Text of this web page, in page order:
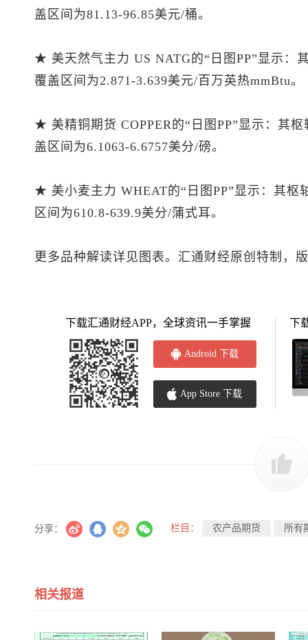
盖区间为81.13-96.85美元/桶。
★ 美天然气主力 US NATG的“日图PP”显示：
覆盖区间为2.871-3.639美元/百万英热mmBtu。
★ 美精铜期货 COPPER的“日图PP”显示：其
盖区间为6.1063-6.6757美分/磅。
★ 美小麦主力 WHEAT的“日图PP”显示：其枢
区间为610.8-639.9美分/蒲式耳。
更多品种解读详见图表。汇通财经原创特制，
下载汇通财经APP，全球资讯一手掌握
Android 下载
App Store 下载
下
分享： 栏目： 农产品期货 所有
相关报道